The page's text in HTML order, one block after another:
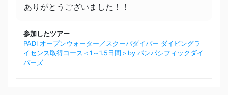
ありがとうございました！！
参加したツアー
PADI オープンウォーター／スクーバダイバー ダイビングラ
イセンス取得コース＜1～1.5日間＞by パンパシフィックダイ
バーズ